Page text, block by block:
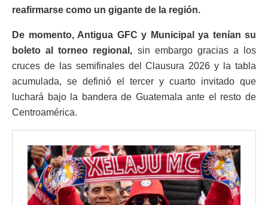
reafirmarse como un gigante de la región.
De momento, Antigua GFC y Municipal ya tenían su
boleto al torneo regional, sin embargo gracias a los
cruces de las semifinales del Clausura 2026 y la tabla
acumulada, se definió el tercer y cuarto invitado que
luchará bajo la bandera de Guatemala ante el resto de
Centroamérica.